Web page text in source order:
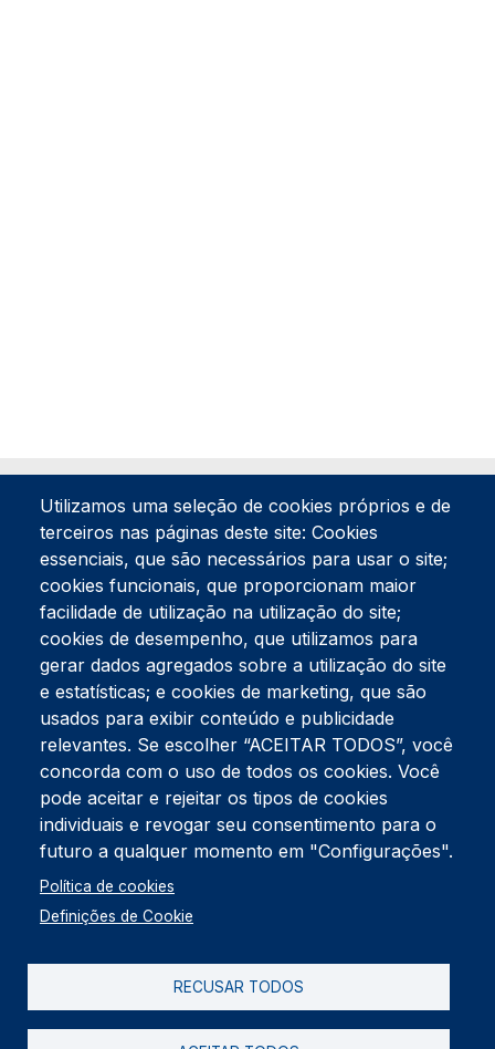
Tel:234 390 100Fax:234 390 100
Endereço Postal
Apartado 42
Rua Gil Eanes 31
3834-908 Gafanha da Nazaré
Estúdios
Rua Prior Guerra
Edifício do Centro Cultural da Gafanha da Nazaré
3830-556 Gafanha da Nazaré
Rodapé
Cookies
Política de Privacidade
Utilizamos uma seleção de cookies próprios e de
terceiros nas páginas deste site: Cookies
essenciais, que são necessários para usar o site;
cookies funcionais, que proporcionam maior
facilidade de utilização na utilização do site;
cookies de desempenho, que utilizamos para
gerar dados agregados sobre a utilização do site
e estatísticas; e cookies de marketing, que são
usados para exibir conteúdo e publicidade
relevantes. Se escolher “ACEITAR TODOS”, você
concorda com o uso de todos os cookies. Você
pode aceitar e rejeitar os tipos de cookies
individuais e revogar seu consentimento para o
futuro a qualquer momento em "Configurações".
Política de cookies
Definições de Cookie
RECUSAR TODOS